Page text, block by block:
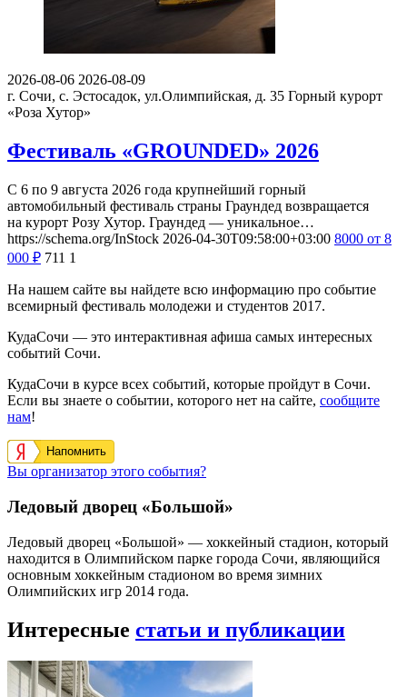
2026-08-06 2026-08-09
г. Сочи, с. Эстосадок, ул.Олимпийская, д. 35 Горный курорт
«Роза Хутор»
Фестиваль «GROUNDED» 2026
С 6 по 9 августа 2026 года крупнейший горный
автомобильный фестиваль страны Граундед возвращается
на курорт Розу Хутор. Граундед — уникальное…
https://schema.org/InStock 2026-04-30T09:58:00+03:00 8000 от 8
000 ₽ 711 1
На нашем сайте вы найдете всю информацию про событие
всемирный фестиваль молодежи и студентов 2017.
КудаСочи — это интерактивная афиша самых интересных
событий Сочи.
КудаСочи в курсе всех событий, которые пройдут в Сочи.
Если вы знаете о событии, которого нет на сайте, сообщите
нам!
Напомнить
Вы организатор этого события?
Ледовый дворец «Большой»
Ледовый дворец «Большой» — хоккейный стадион, который
находится в Олимпийском парке города Сочи, являющийся
основным хоккейным стадионом во время зимних
Олимпийских игр 2014 года.
Интересные статьи и публикации